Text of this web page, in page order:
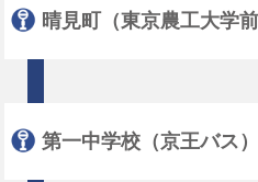
晴見町（東京農工大学前
第一中学校（京王バス）